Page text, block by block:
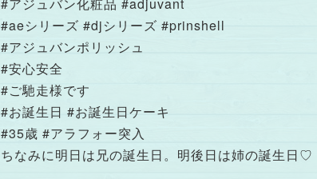
#aeシリーズ #djシリーズ #prinshell
#アジュバンポリッシュ
#安心安全
#ご馳走様です
#お誕生日 #お誕生日ケーキ
#35歳 #アラフォー突入
ちなみに明日は兄の誕生日。明後日は姉の誕生日♡